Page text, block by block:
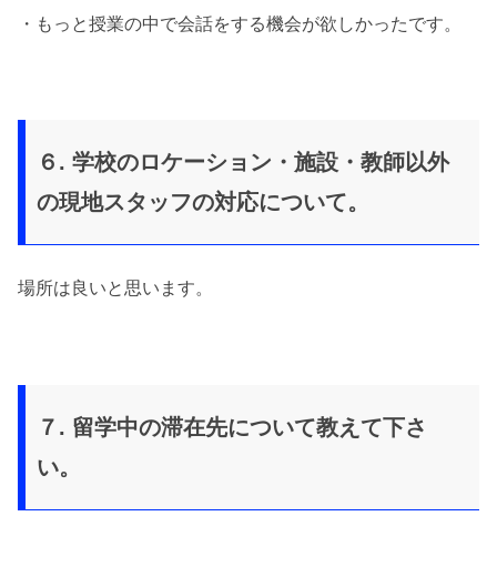
・もっと授業の中で会話をする機会が欲しかったです。
６. 学校のロケーション・施設・教師以外
の現地スタッフの対応について。
場所は良いと思います。
７. 留学中の滞在先について教えて下さ
い。